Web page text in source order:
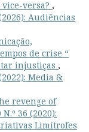
versa? ,
Audiências
de crise “
injustiças ,
Media &
revenge of
36 (2020):
Limítrofes